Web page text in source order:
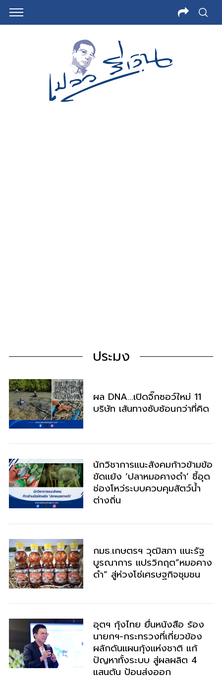
ประมง
ผล​ DNA​…เปิดจิ๊กซอว์ใหม่ 11
บริษัท เส้นทางซับซ้อนกว่าที่คิด
นักวิชาการแนะสังคมก้าวข้ามข้อ
ขัดแย้ง ‘ปลาหมอคางดำ’ ชี้อุด
ช่องโหว่ระบบควบคุมสัตว์น้ำ
ต่างถิ่น
กมธ.เกษตรฯ วุฒิสภา แนะรัฐ
บูรณาการ แปรวิกฤต”หมอคาง
ดำ” สู่ห่วงโซ่เศรษฐกิจชุมชน
อุตฯ กุ้งไทย ยื่นหนังสือ ร้อง
นายกฯ-กระทรวงที่เกี่ยวข้อง
ผลักดันแผนกุ้งแห่งชาติ แก้
ปัญหาทั้งระบบ สู่ผลผลิต 4
แสนตัน ป้อนส่งออก